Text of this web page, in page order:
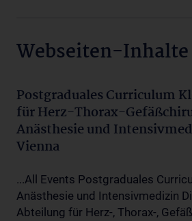
Webseiten-Inhalte
Postgraduales Curriculum
für Herz-Thorax-
Anästhesie und
Vienna
...All Events Postgraduales
Anästhesie und Intensivmedizin
Abteilung für Herz-, Thorax-,